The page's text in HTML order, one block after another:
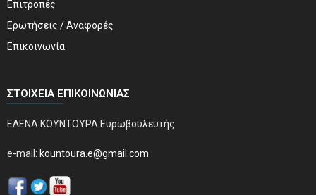
Επιτροπές
Ερωτήσεις / Αναφορές
Επικοινωνία
ΣΤΟΙΧΕΊΑ ΕΠΙΚΟΙΝΩΝΊΑΣ
ΕΛΕΝΑ ΚΟΥΝΤΟΥΡΑ Ευρωβουλευτής
e-mail: kountoura.e@gmail.com